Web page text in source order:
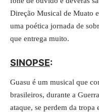
Direção Musical de Muato
uma poética jornada de
que entrega muito.
SINOPSE:
Guasu é um musical que
brasileiros, durante a
ataque, se perdem da